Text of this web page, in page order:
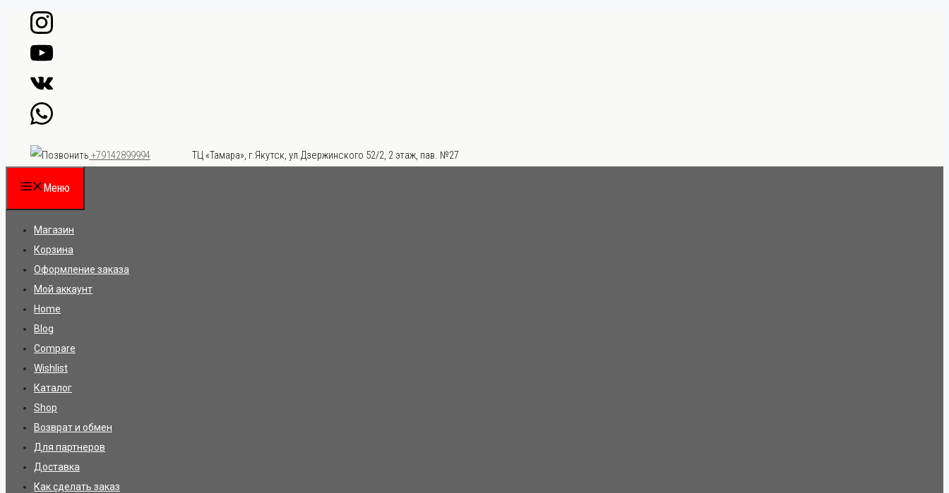
Перейти
содержимому
+79142899994 ТЦ «Тамара», г.Якутск, ул.Дзержинского 52/2, 2 этаж, пав. №27
Меню
Магазин
Корзина
Оформление заказа
Мой аккаунт
Home
Blog
Compare
Wishlist
Каталог
Shop
Возврат и обмен
Для партнеров
Доставка
Как сделать заказ